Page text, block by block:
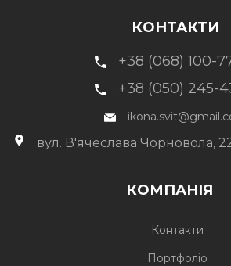
КОМПАНІЯ
Контакти
Портфоліо
КОНТАКТИ
+38 (068) 100-
+38 (050) 245-
вул. В'ячеслава Чорновола,